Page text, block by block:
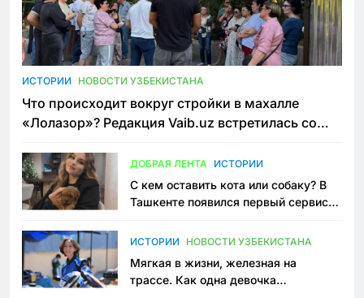
ИСТОРИИ НОВОСТИ УЗБЕКИСТАНА
Что происходит вокруг стройки в махалле
«Лолазор»? Редакция Vaib.uz встретилась со
ДОБРАЯ ЛЕНТА ИСТОРИИ
С кем оставить кота или собаку? В
Ташкенте появился первый сервис
ИСТОРИИ НОВОСТИ УЗБЕКИСТАНА
Мягкая в жизни, железная на
трассе. Как одна девочка